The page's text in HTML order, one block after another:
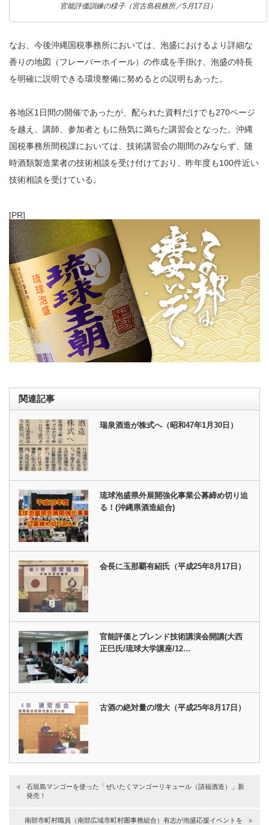
官能評価訓練の様子（宮古島税務所／5月17日）
なお、今後沖縄国税事務所においては、泡盛におけるより詳細な
香りの地図（フレーバーホイール）の作成を手掛け、泡盛の特長
を明確に説明できる環境整備に努めるとの説明もあった。
各地区1日間の開催であったが、配られた資料だけでも270ページ
を越え、講師、参加者ともに熱気に満ちた講習会となった。沖縄
国税事務所間税課においては、技術講習会の期間のみならず、随
時酒類製造業者の技術相談を受け付けており、昨年度も100件近い
技術相談を受けている。
[PR]
関連記事
瑞泉酒造が株式へ（昭和47年1月30日）
琉球泡盛県外展開強化事業公募締め切り迫
る！(沖縄県酒造組合)
会長に玉那覇有紹氏（平成25年8月17日）
官能評価とブレンド技術講演会開講(大西
正巳氏/琉球大学講座/12…
古酒の絶対量の増大（平成25年8月17日）
石垣島マンゴーを使った「ぜいたくマンゴーリキュール（請福酒造）」新
発売！
南部市町村職員（南部広域市町村圏事務組合）有志が泡盛応援イベントを